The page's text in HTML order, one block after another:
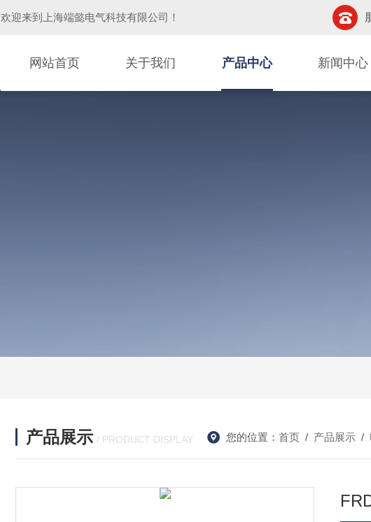
欢迎来到 上海端懿电气科技有限公司 ！
网站首页 关于我们 产品中心 新闻中心
产品展示 / PRODUCT DISPLAY 您的位置： 首页/ 产品展示/